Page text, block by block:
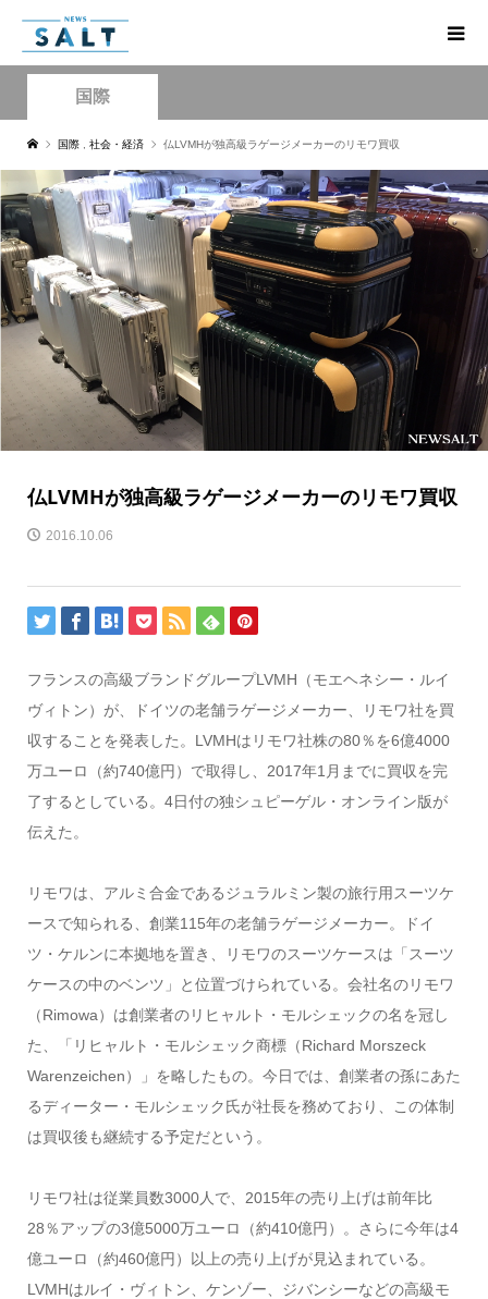
国際
国際 社会・経済 仏LVMHが独高級ラゲージメーカーのリモワ買収
仏LVMHが独高級ラゲージメーカーのリモワ買収
2016.10.06
フランスの高級ブランドグループLVMH（モエヘネシー・ルイ
ヴィトン）が、ドイツの老舗ラゲージメーカー、リモワ社を買
収することを発表した。LVMHはリモワ社株の80％を6億4000
万ユーロ（約740億円）で取得し、2017年1月までに買収を完
了するとしている。4日付の独シュピーゲル・オンライン版が
伝えた。
リモワは、アルミ合金であるジュラルミン製の旅行用スーツケ
ースで知られる、創業115年の老舗ラゲージメーカー。ドイ
ツ・ケルンに本拠地を置き、リモワのスーツケースは「スーツ
ケースの中のベンツ」と位置づけられている。会社名のリモワ
（Rimowa）は創業者のリヒャルト・モルシェックの名を冠し
た、「リヒャルト・モルシェック商標（Richard Morszeck
Warenzeichen）」を略したもの。今日では、創業者の孫にあた
るディーター・モルシェック氏が社長を務めており、この体制
は買収後も継続する予定だという。
リモワ社は従業員数3000人で、2015年の売り上げは前年比
28％アップの3億5000万ユーロ（約410億円）。さらに今年は4
億ユーロ（約460億円）以上の売り上げが見込まれている。
LVMHはルイ・ヴィトン、ケンゾー、ジバンシーなどの高級モ